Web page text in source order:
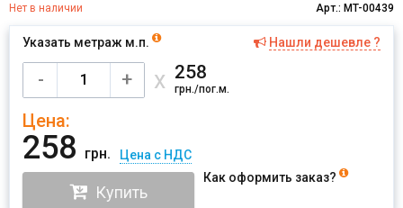
Нет в наличии Арт.: MT-00439
Указать метраж м.п. Нашли дешевле ?
- + х 258
грн./пог.м.
Цена:
258 грн. Цена с НДС
Купить
Как оформить заказ?